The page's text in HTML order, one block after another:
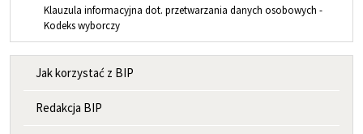
Klauzula informacyjna dot. przetwarzania danych osobowych -
Kodeks wyborczy
MENU INFORMACYJNE
Jak korzystać z BIP
Redakcja BIP